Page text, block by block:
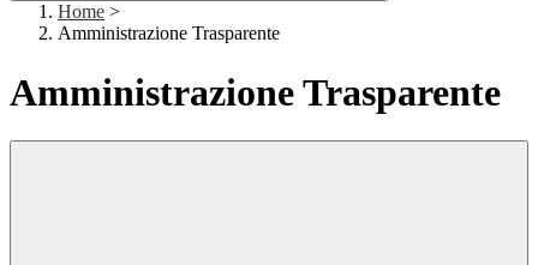
Home >
Amministrazione Trasparente
Amministrazione Trasparente